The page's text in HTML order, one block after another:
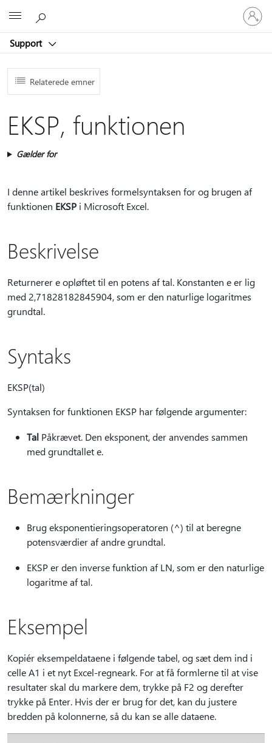
Support
Log
på
din
Relaterede emner
EKSP, funktionen
Gælder for
I denne artikel beskrives formelsyntaksen for og brugen af
funktionen EKSP i Microsoft Excel.
Beskrivelse
Returnerer e opløftet til en potens af tal. Konstanten e er lig
med 2,71828182845904, som er den naturlige logaritmes
grundtal.
Syntaks
EKSP(tal)
Syntaksen for funktionen EKSP har følgende argumenter:
Tal Påkrævet. Den eksponent, der anvendes sammen
med grundtallet e.
Bemærkninger
Brug eksponentieringsoperatoren (^) til at beregne
potensværdier af andre grundtal.
EKSP er den inverse funktion af LN, som er den naturlige
logaritme af tal.
Eksempel
Kopiér eksempeldataene i følgende tabel, og sæt dem ind i
celle A1 i et nyt Excel-regneark. For at få formlerne til at vise
resultater skal du markere dem, trykke på F2 og derefter
trykke på Enter. Hvis der er brug for det, kan du justere
bredden på kolonnerne, så du kan se alle dataene.